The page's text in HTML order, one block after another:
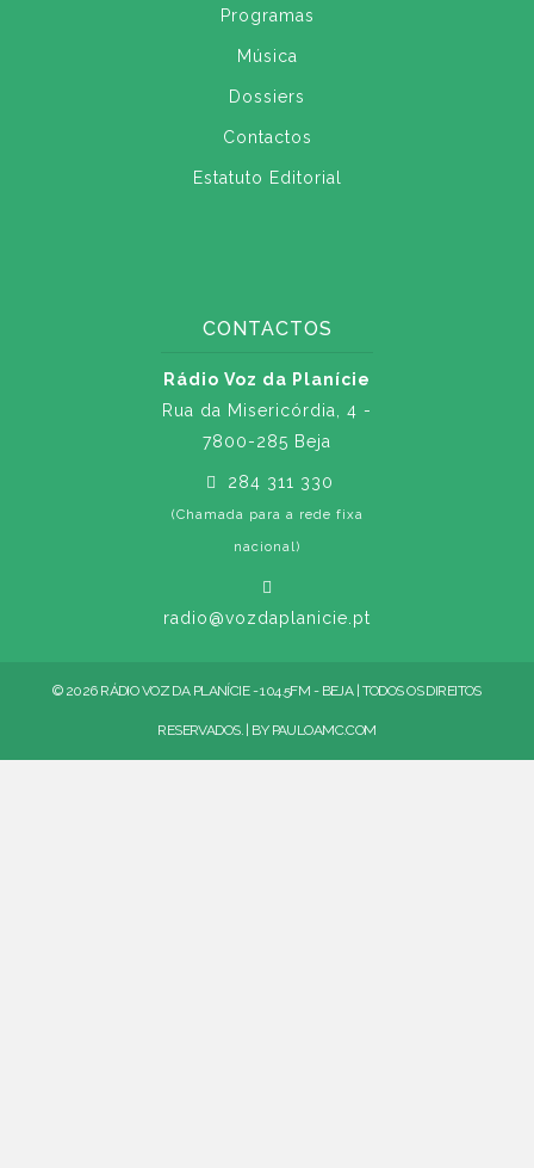
Programas
Música
Dossiers
Contactos
Estatuto Editorial
CONTACTOS
Rádio Voz da Planície
Rua da Misericórdia, 4 -
7800-285 Beja
284 311 330
(Chamada para a rede fixa
nacional)
radio@vozdaplanicie.pt
© 2026 RÁDIO VOZ DA PLANÍCIE - 104.5FM - BEJA | TODOS OS DIREITOS
RESERVADOS. | BY PAULOAMC.COM